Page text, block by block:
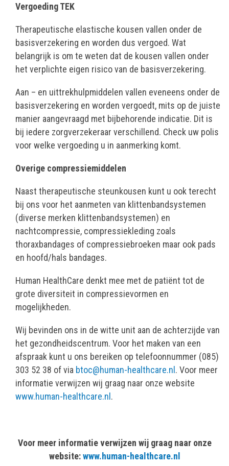
Vergoeding TEK
Therapeutische elastische kousen vallen onder de
basisverzekering en worden dus vergoed. Wat
belangrijk is om te weten dat de kousen vallen onder
het verplichte eigen risico van de basisverzekering.
Aan – en uittrekhulpmiddelen vallen eveneens onder de
basisverzekering en worden vergoedt, mits op de juiste
manier aangevraagd met bijbehorende indicatie. Dit is
bij iedere zorgverzekeraar verschillend. Check uw polis
voor welke vergoeding u in aanmerking komt.
Overige compressiemiddelen
Naast therapeutische steunkousen kunt u ook terecht
bij ons voor het aanmeten van klittenbandsystemen
(diverse merken klittenbandsystemen) en
nachtcompressie, compressiekleding zoals
thoraxbandages of compressiebroeken maar ook pads
en hoofd/hals bandages.
Human HealthCare denkt mee met de patiënt tot de
grote diversiteit in compressievormen en
mogelijkheden.
Wij bevinden ons in de witte unit aan de achterzijde van
het gezondheidscentrum. Voor het maken van een
afspraak kunt u ons bereiken op telefoonnummer (085)
303 52 38 of via btoc@human-healthcare.nl. Voor meer
informatie verwijzen wij graag naar onze website
www.human-healthcare.nl.
Voor meer informatie verwijzen wij graag naar onze
website:www.human-healthcare.nl